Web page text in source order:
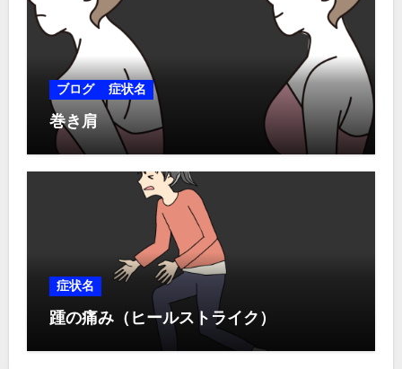
ブログ 症状名
巻き肩
症状名
踵の痛み（ヒールストライク）